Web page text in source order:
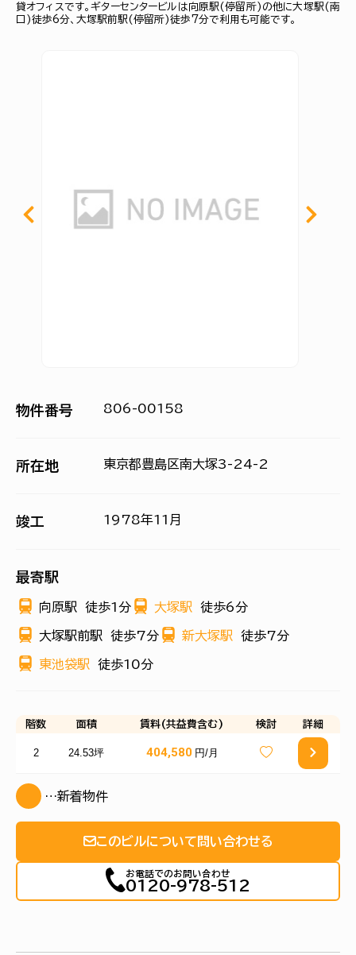
貸オフィスです。ギターセンタービルは向原駅(停留所)の他に大塚駅(南
口)徒歩6分、大塚駅前駅(停留所)徒歩7分で利用も可能です。
物件番号 806-00158
所在地 東京都豊島区南大塚3-24-2
竣工 1978年11月
最寄駅
向原駅 徒歩1分 大塚駅 徒歩6分
大塚駅前駅 徒歩7分 新大塚駅 徒歩7分
東池袋駅 徒歩10分
階数 面積 賃料(共益費含む) 検討 詳細
2 24.53坪 404,580 円/月
…新着物件
このビルについて問い合わせる
お電話でのお問い合わせ
0120-978-512